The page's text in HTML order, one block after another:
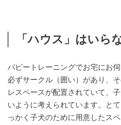
「ハウス」はいら
パピートレーニングでお宅にお
必ずサークル（囲い）があり、
レスペースが配置されていて、
いように考えられています。と
っかく子犬のために用意したス